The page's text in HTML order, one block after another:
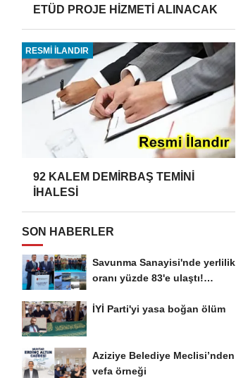
ETÜD PROJE HİZMETİ ALINACAK
RESMİ İLANDIR
92 KALEM DEMİRBAŞ TEMİNİ
İHALESİ
SON HABERLER
Savunma Sanayisi'nde yerlilik
oranı yüzde 83'e ulaştı!
İYİ Parti'yi yasa boğan ölüm
Aziziye Belediye Meclisi’nden
vefa örneği